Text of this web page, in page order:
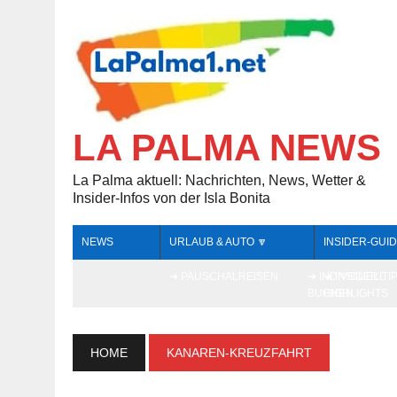
LA PALMA NEWS
La Palma aktuell: Nachrichten, News, Wetter &
Insider-Infos von der Isla Bonita
NEWS URLAUB & AUTO 🔽 INSIDER-
HOME KANAREN-KREUZFAHRT